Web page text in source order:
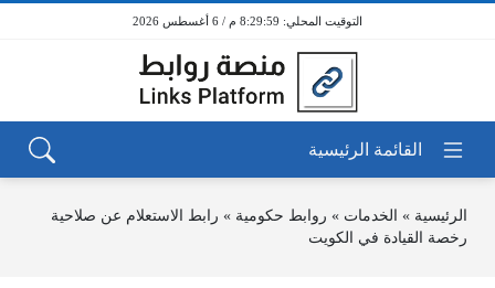
8:29:59 م / 6 أغسطس 2026
الرئيسية » الخدمات » روابط حكومية » رابط الاستعلام عن صلاحية
رخصة القيادة في الكويت